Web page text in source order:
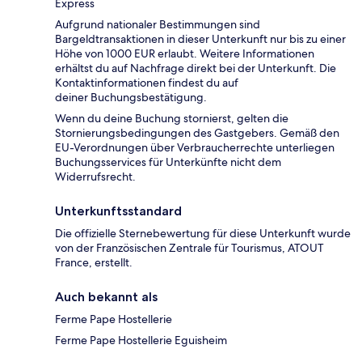
Express
Aufgrund nationaler Bestimmungen sind
Bargeldtransaktionen in dieser Unterkunft nur bis zu einer
Höhe von 1000 EUR erlaubt. Weitere Informationen
erhältst du auf Nachfrage direkt bei der Unterkunft. Die
Kontaktinformationen findest du auf
deiner Buchungsbestätigung.
Wenn du deine Buchung stornierst, gelten die
Stornierungsbedingungen des Gastgebers. Gemäß den
EU-Verordnungen über Verbraucherrechte unterliegen
Buchungsservices für Unterkünfte nicht dem
Widerrufsrecht.
Unterkunftsstandard
Die offizielle Sternebewertung für diese Unterkunft wurde
von der Französischen Zentrale für Tourismus, ATOUT
France, erstellt.
Auch bekannt als
Ferme Pape Hostellerie
Ferme Pape Hostellerie Eguisheim